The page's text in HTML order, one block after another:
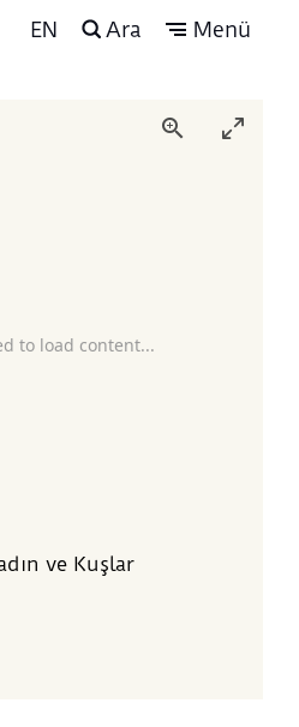
EN Ara Menü
to load content...
ve Kuşlar